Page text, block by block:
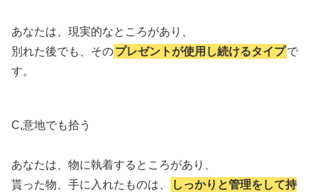
あなたは、現実的なところがあり、
別れた後でも、そのプレゼントが使用し続けるタイプで
す。
C,意地でも拾う
あなたは、物に執着するところがあり、
貰った物、手に入れたものは、
しっかりと管理をして持